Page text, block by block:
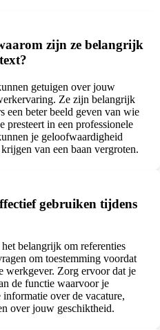
zijn ze belangrijk
getuigen over jouw
Ze zijn belangrijk
een beter beeld geven van wie
presteert in een professionele
je geloofwaardigheid
van een baan vergroten.
gebruiken tijdens
belangrijk om referenties
om toestemming voordat
werkgever. Zorg ervoor dat je
de functie waarvoor je
over de vacature,
over jouw geschiktheid.